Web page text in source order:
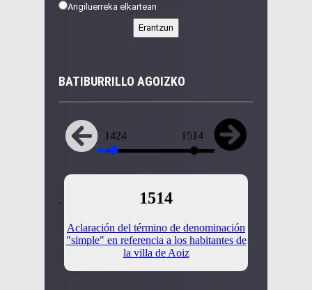
Angiluerreka elkartean
BATIBURRILLO AGOIZKO